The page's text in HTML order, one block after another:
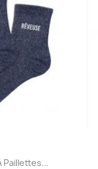
view
Paillettes...